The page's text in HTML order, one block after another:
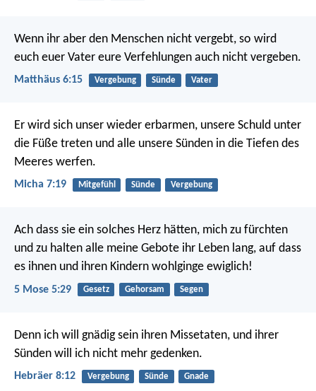
Wenn ihr aber den Menschen nicht vergebt, so wird
euch euer Vater eure Verfehlungen auch nicht vergeben.
Matthäus 6:15 Vergebung Sünde Vater
Er wird sich unser wieder erbarmen, unsere Schuld unter
die Füße treten und alle unsere Sünden in die Tiefen des
Meeres werfen.
Micha 7:19 Mitgefühl Sünde Vergebung
Ach dass sie ein solches Herz hätten, mich zu fürchten
und zu halten alle meine Gebote ihr Leben lang, auf dass
es ihnen und ihren Kindern wohlginge ewiglich!
5 Mose 5:29 Gesetz Gehorsam Segen
Denn ich will gnädig sein ihren Missetaten, und ihrer
Sünden will ich nicht mehr gedenken.
Hebräer 8:12 Vergebung Sünde Gnade